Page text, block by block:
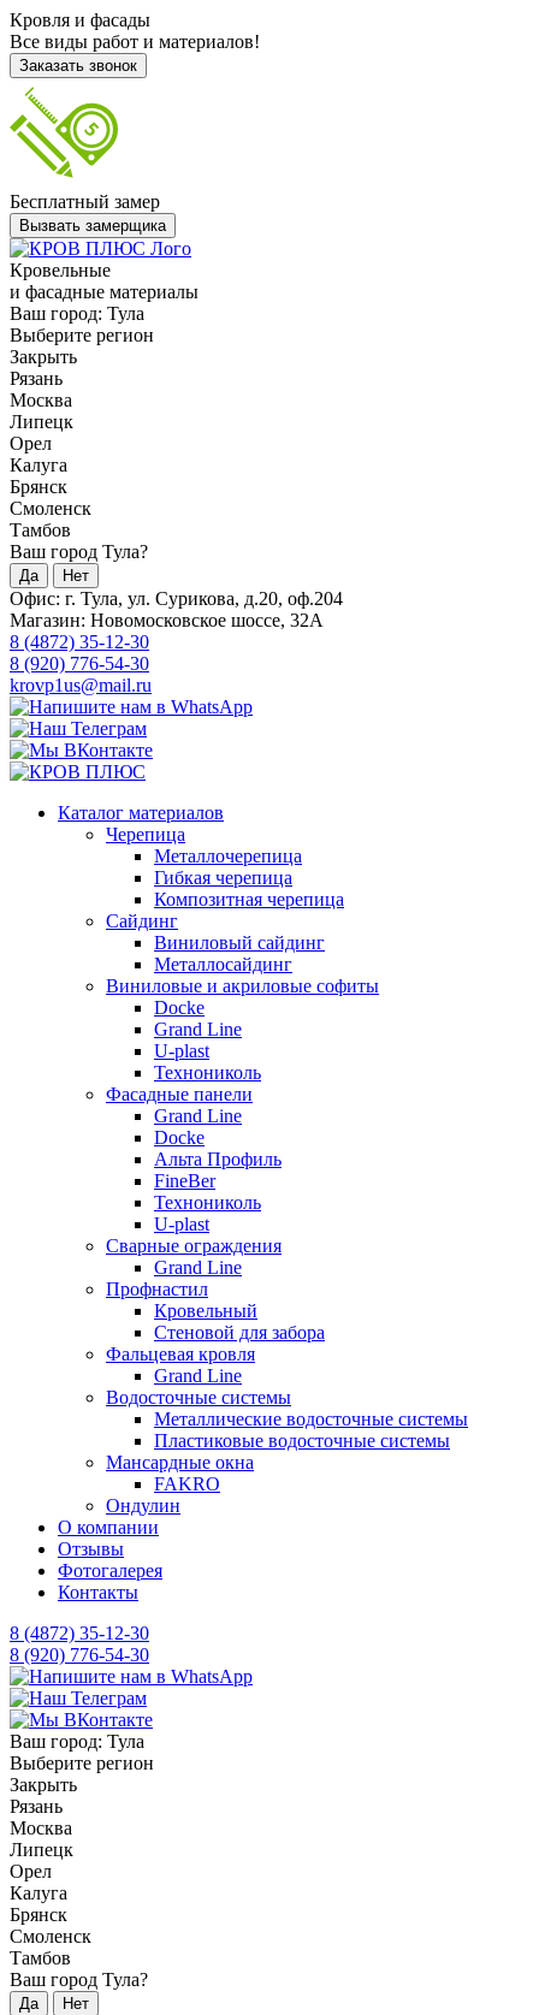
Кровля и фасады
Все виды работ и материалов!
Заказать звонок
Бесплатный замер
Вызвать замерщика
Кровельные
и фасадные материалы
Ваш город: Тула
Выберите регион
Закрыть
Рязань
Москва
Липецк
Орел
Калуга
Брянск
Смоленск
Тамбов
Ваш город Тула?
Да Нет
Офис: г. Тула, ул. Сурикова, д.20, оф.204
Магазин: Новомосковское шоссе, 32А
8 (4872) 35-12-30
8 (920) 776-54-30
krovp1us@mail.ru
Каталог материалов
Черепица
Металлочерепица
Гибкая черепица
Композитная черепица
Сайдинг
Виниловый сайдинг
Металлосайдинг
Виниловые и акриловые софиты
Docke
Grand Line
U-plast
Технониколь
Фасадные панели
Grand Line
Docke
Альта Профиль
FineBer
Технониколь
U-plast
Сварные ограждения
Grand Line
Профнастил
Кровельный
Стеновой для забора
Фальцевая кровля
Grand Line
Водосточные системы
Металлические водосточные системы
Пластиковые водосточные системы
Мансардные окна
FAKRO
Ондулин
О компании
Отзывы
Фотогалерея
Контакты
8 (4872) 35-12-30
8 (920) 776-54-30
Ваш город: Тула
Выберите регион
Закрыть
Рязань
Москва
Липецк
Орел
Калуга
Брянск
Смоленск
Тамбов
Ваш город Тула?
Да Нет